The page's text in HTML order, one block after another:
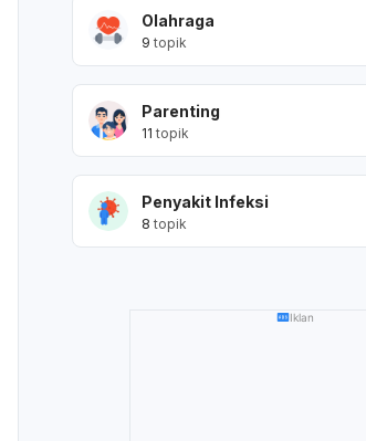
Olahraga
9 topik
Parenting
11 topik
Penyakit Infeksi
8 topik
Iklan